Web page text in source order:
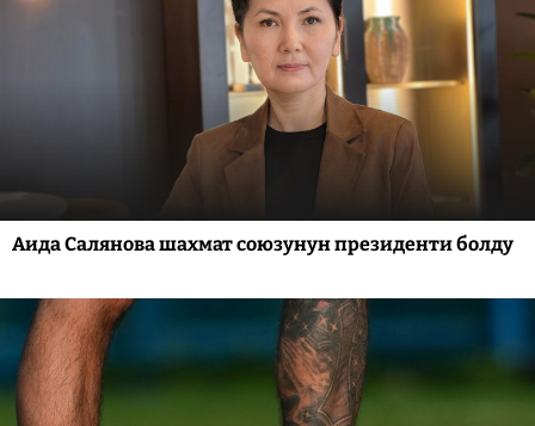
Аида Салянова шахмат союзунун президенти болду